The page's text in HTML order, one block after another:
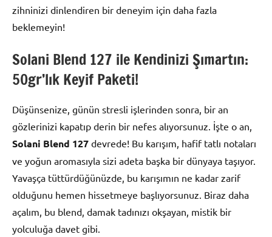
zihninizi dinlendiren bir deneyim için daha fazla
beklemeyin!
Solani Blend 127 ile Kendinizi Şımartın:
50gr’lık Keyif Paketi!
Düşünsenize, günün stresli işlerinden sonra, bir an
gözlerinizi kapatıp derin bir nefes alıyorsunuz. İşte o an,
Solani Blend 127 devrede! Bu karışım, hafif tatlı notaları
ve yoğun aromasıyla sizi adeta başka bir dünyaya taşıyor.
Yavaşça tüttürdüğünüzde, bu karışımın ne kadar zarif
olduğunu hemen hissetmeye başlıyorsunuz. Biraz daha
açalım, bu blend, damak tadınızı okşayan, mistik bir
yolculuğa davet gibi.